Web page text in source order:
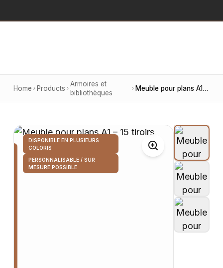
Home Products
Armoires et
bibliothèques
Meuble pour plans A1 – 15 tiroirs
DISPONIBLE EN PLUSIEURS
COLORIS
PERSONNALISABLE / SUR
MESURE POSSIBLE